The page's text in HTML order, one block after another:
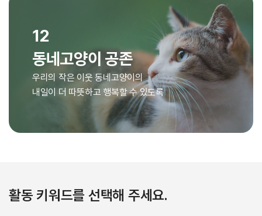
12
동네고양이 공존
우리의 작은 이웃 동네고양이의
내일이 더 따뜻하고 행복할 수 있도록
활동 키워드를 선택해 주세요.